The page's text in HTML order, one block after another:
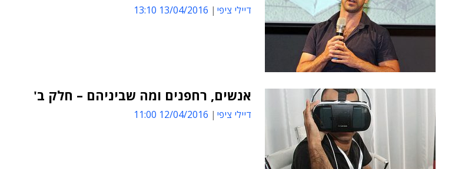
דיילי ציפי 13/04/2016 13:10
אנשים, רחפנים ומה שביניהם – חלק ב'
דיילי ציפי 12/04/2016 11:00